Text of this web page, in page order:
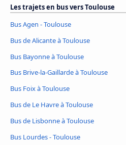
Les trajets en bus vers Toulouse
Bus Agen - Toulouse
Bus de Alicante à Toulouse
Bus Bayonne à Toulouse
Bus Brive-la-Gaillarde à Toulouse
Bus Foix à Toulouse
Bus de Le Havre à Toulouse
Bus de Lisbonne à Toulouse
Bus Lourdes - Toulouse